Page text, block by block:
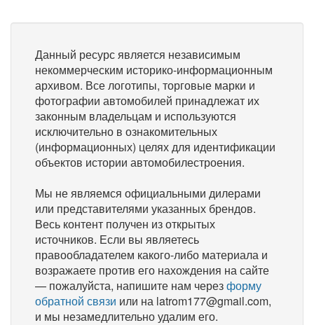
Данный ресурс является независимым
некоммерческим историко-информационным
архивом. Все логотипы, торговые марки и
фотографии автомобилей принадлежат их
законным владельцам и используются
исключительно в ознакомительных
(информационных) целях для идентификации
объектов истории автомобилестроения.
Мы не являемся официальными дилерами
или представителями указанных брендов.
Весь контент получен из открытых
источников. Если вы являетесь
правообладателем какого-либо материала и
возражаете против его нахождения на сайте
— пожалуйста, напишите нам черезформу
обратной связи или на latrom177@gmail.com,
и мы незамедлительно удалим его.